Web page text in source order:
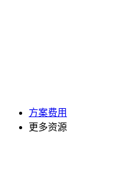
方案费用
更多资源